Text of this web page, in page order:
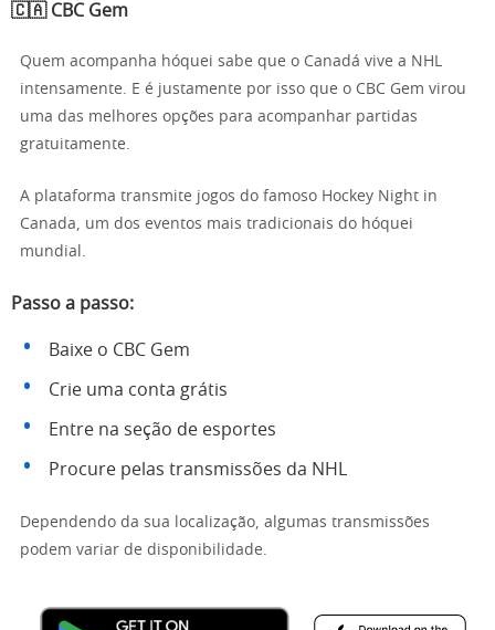
🇨🇦 CBC Gem
Quem acompanha hóquei sabe que o Canadá vive a NHL
intensamente. E é justamente por isso que o CBC Gem virou
uma das melhores opções para acompanhar partidas
gratuitamente.
A plataforma transmite jogos do famoso Hockey Night in
Canada, um dos eventos mais tradicionais do hóquei
mundial.
Passo a passo:
Baixe o CBC Gem
Crie uma conta grátis
Entre na seção de esportes
Procure pelas transmissões da NHL
Dependendo da sua localização, algumas transmissões
podem variar de disponibilidade.